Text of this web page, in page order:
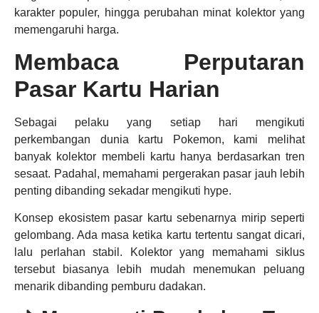
karakter populer, hingga perubahan minat kolektor yang
memengaruhi harga.
Membaca Perputaran
Pasar Kartu Harian
Sebagai pelaku yang setiap hari mengikuti
perkembangan dunia kartu Pokemon, kami melihat
banyak kolektor membeli kartu hanya berdasarkan tren
sesaat. Padahal, memahami pergerakan pasar jauh lebih
penting dibanding sekadar mengikuti hype.
Konsep ekosistem pasar kartu sebenarnya mirip seperti
gelombang. Ada masa ketika kartu tertentu sangat dicari,
lalu perlahan stabil. Kolektor yang memahami siklus
tersebut biasanya lebih mudah menemukan peluang
menarik dibanding pemburu dadakan.